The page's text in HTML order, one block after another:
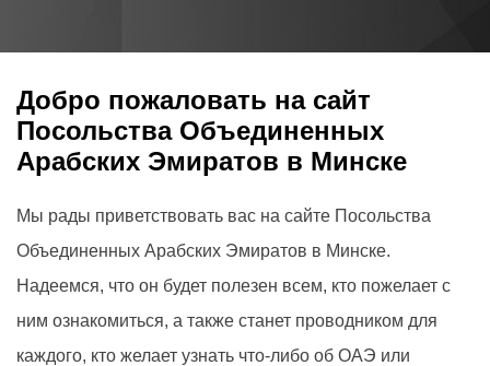
Добро пожаловать на сайт
Посольства Объединенных
Арабских Эмиратов в Минске
Мы рады приветствовать вас на сайте Посольства
Объединенных Арабских Эмиратов в Минске.
Надеемся, что он будет полезен всем, кто пожелает с
ним ознакомиться, а также станет проводником для
каждого, кто желает узнать что-либо об ОАЭ или